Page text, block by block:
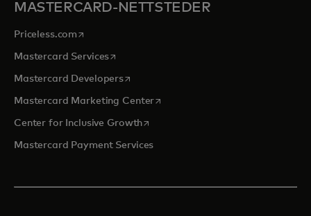
MASTERCARD-NETTSTEDER
Priceless.com opens in a new tab
Mastercard Servicesopens in a new tab
Mastercard Developersopens in a new tab
Mastercard Marketing Centeropens in a new tab
Center for Inclusive Growthopens in a new tab
Mastercard Payment Services